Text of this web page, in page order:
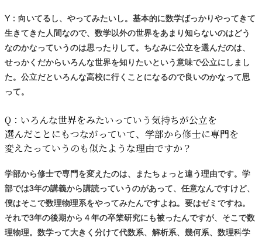
Y：向いてるし、やってみたいし。基本的に数学ばっかりやってきて
生きてきた人間なので、数学以外の世界をあまり知らないのはどう
なのかなっていうのは思ったりして。ちなみに公立を選んだのは、
せっかくだからいろんな世界を知りたいという意味で公立にしまし
た。公立だといろんな高校に行くことになるので良いのかなって思
って。
Q： いろんな世界をみたいっていう気持ちが公立を
選んだことにもつながっていて、 学部から修士に専門を
変えたっていうのも似たような理由ですか？
学部から修士で専門を変えたのは、またちょっと違う理由です。学
部では3年の講義から講読っていうのがあって、任意なんですけど、
僕はそこで数理物理系をやってみたんですよね。要はゼミですね。
それで3年の後期から４年の卒業研究にも被ったんですが、そこで数
理物理。数学って大きく分けて代数系、解析系、幾何系、数理科学